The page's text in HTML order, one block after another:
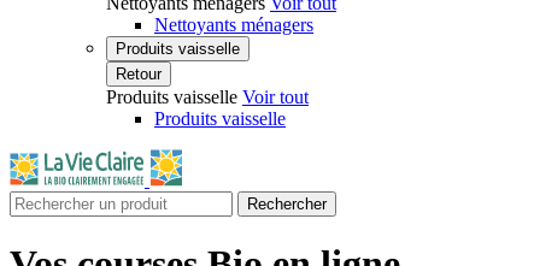
Nettoyants ménagers
Produits vaisselle
Retour
Produits vaisselle Voir tout
Produits vaisselle
Rechercher